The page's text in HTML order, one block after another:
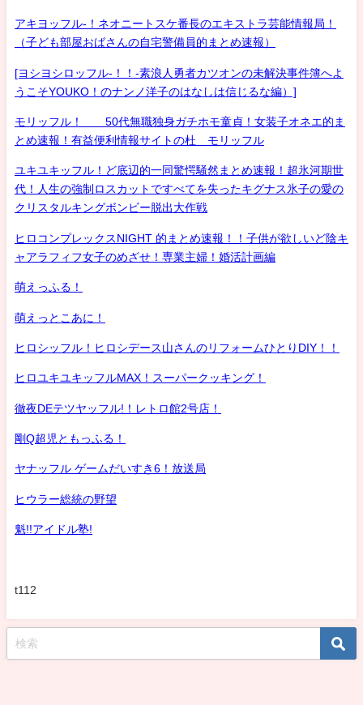
アキヨッフル-！ネオニートスケ番長のエキストラ芸能情報局！
（子ども部屋おばさんの自宅警備員的まとめ速報）
[ヨシヨシロッフル-！！-素浪人勇者カツオンの未解決事件簿へよ
うこそYOUKO！のナンノ洋子のはなしは信じるな編）]
モリッフル！ 50代無職独身ガチホモ童貞！女装子オネエ的ま
とめ速報！有益便利情報サイトの杜 モリッフル
ユキユキッフル！ど底辺的一同驚愕騒然まとめ速報！超氷河期世
代！人生の強制ロスカットですべてを失ったキグナス氷子の愛の
クリスタルキングボンビー脱出大作戦
ヒロコンプレックスNIGHT 的まとめ速報！！子供が欲しいど陰キ
ャアラフィフ女子のめざせ！専業主婦！婚活計画編
萌えっふる！
萌えっとこあに！
ヒロシッフル！ヒロシデース山さんのリフォームひとりDIY！！
ヒロユキユキッフルMAX！スーパークッキング！
徹夜DEテツヤッフル!！レトロ館2号店！
剛Q超児ともっふる！
ヤナッフル ゲームだいすき6！放送局
ヒウラー総統の野望
魁!!アイドル塾!
t112